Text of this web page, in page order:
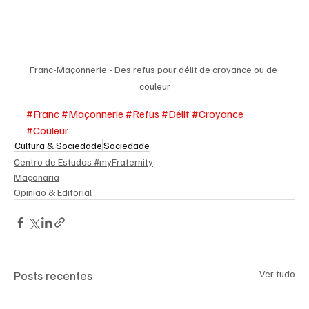
Franc-Maçonnerie - Des refus pour délit de croyance ou de
couleur
#Franc #Maçonnerie #Refus #Délit #Croyance
#Couleur
Cultura & SociedadeSociedade
Centro de Estudos #myFraternity
Maçonaria
Opinião & Editorial
Posts recentes Ver tudo